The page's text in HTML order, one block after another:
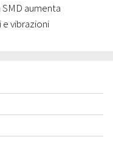
aumenta
vibrazioni